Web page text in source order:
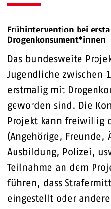
Frühintervention bei
Drogenkonsument*innen
Das bundesweite
Jugendliche zwischen
erstmalig mit
geworden sind. Die
Projekt kann freiwillig
(Angehörige, Freunde,
Ausbildung, Polizei,
Teilnahme an dem
führen, dass
eingestellt oder